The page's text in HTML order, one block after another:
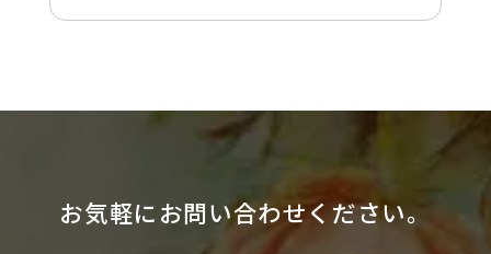
お気軽にお問い合わせください。